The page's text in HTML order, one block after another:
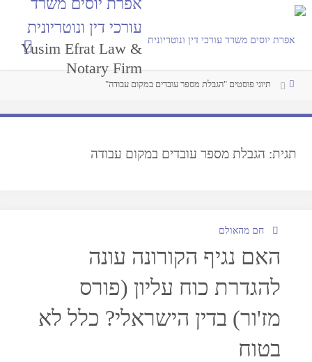
עורכי דין ונוטריונית
Yusim Efrat Law &
Notary Firm
תיוגי פוסטים "הגבלת מספר עובדים במקום עבודה"
תגית: הגבלת מספר עובדים במקום עבודה
חם מהאולם
האם נגיף הקורונה עונה
להגדרת כוח עליון (פורס
מז'ור) בדין הישראלי? כלל לא
בטוח